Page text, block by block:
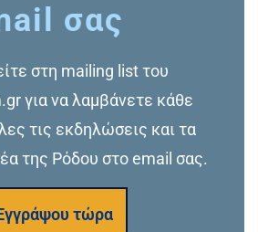
σας
στη mailing list του
για να λαμβάνετε κάθε
τις εκδηλώσεις και τα
της Ρόδου στο email σας.
τώρα